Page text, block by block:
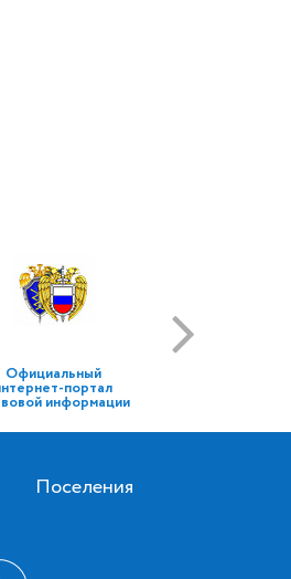
Официальный
портал
информации
Поселения